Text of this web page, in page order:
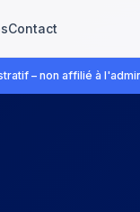
Contact
– non affilié à